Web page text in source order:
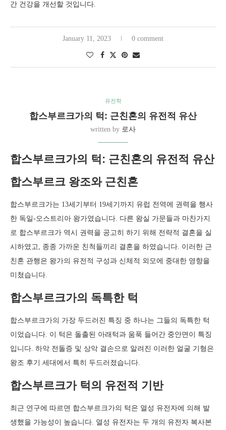
간 건강을 개선할 것입니다.
January 11, 2023 0 comment
유전학
합스부르크가의 턱: 근친혼의 유전적 유산
written by 로사
합스부르크가의 턱: 근친혼의 유전적 유산
합스부르크 왕조와 근친혼
합스부르크가는 13세기부터 19세기까지 유럽 전역에 권력을 행사
한 독일-오스트리아 왕가였습니다. 다른 왕실 가문들과 마찬가지
로 합스부르크가 역시 권력을 공고히 하기 위해 전략적 결혼을 실
시하였고, 종종 가까운 친척들끼리 결혼을 하였습니다. 이러한 근
친혼 관행은 왕가의 유전적 구성과 신체적 외모에 중대한 영향을
미쳤습니다.
합스부르크가의 독특한 턱
합스부르크가의 가장 두드러진 특징 중 하나는 그들의 독특한 턱
이었습니다. 이 턱은 돌출된 아래턱과 움푹 들어간 중안면이 특징
입니다. 하악 전돌증 및 상악 결손으로 알려진 이러한 얼굴 기형은
왕조 후기 세대에서 특히 두드러졌습니다.
합스부르크가 턱의 유전적 기반
최근 연구에 따르면 합스부르크가의 턱은 열성 유전자에 의해 발
생했을 가능성이 높습니다. 열성 유전자는 두 개의 유전자 복사본